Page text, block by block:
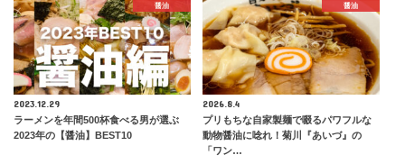
醤油
2023.12.29
ラーメンを年間500杯食べる男が選ぶ
2023年の【醤油】BEST10
醤油
2026.8.4
プリもちな自家製麺で啜るパワフルな
動物醤油に唸れ！菊川『あいづ』の
「ワン…